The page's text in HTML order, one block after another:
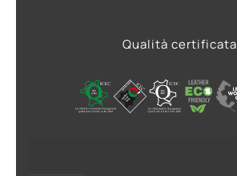
Qualità certificata